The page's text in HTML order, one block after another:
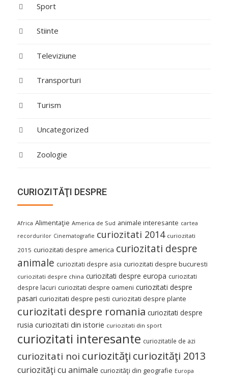
Sport
Stiinte
Televiziune
Transporturi
Turism
Uncategorized
Zoologie
CURIOZITĂŢI DESPRE
Africa Alimentaţie America de Sud animale interesante cartea
recordurilor Cinematografie curiozitati 2014 curiozitati
2015 curiozitati despre america curiozitati despre
animale curiozitati despre asia curiozitati despre bucuresti
curiozitati despre china curiozitati despre europa curiozitati
despre lacuri curiozitati despre oameni curiozitati despre
pasari curiozitati despre pesti curiozitati despre plante
curiozitati despre romania curiozitati despre
rusia curiozitati din istorie curiozitati din sport
curiozitati interesante curiozitatile de azi
curiozitati noi curiozităţi curiozităţi 2013
curiozităţi cu animale curiozităţi din geografie Europa